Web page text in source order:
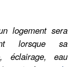
logement sera
lorsque sa
éclairage, eau